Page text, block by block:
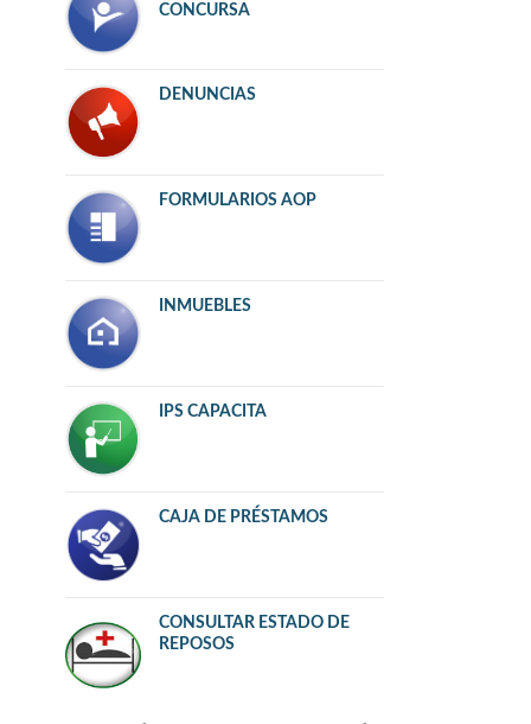
CONCURSA
DENUNCIAS
FORMULARIOS AOP
INMUEBLES
IPS CAPACITA
CAJA DE PRÉSTAMOS
CONSULTAR ESTADO DE
REPOSOS